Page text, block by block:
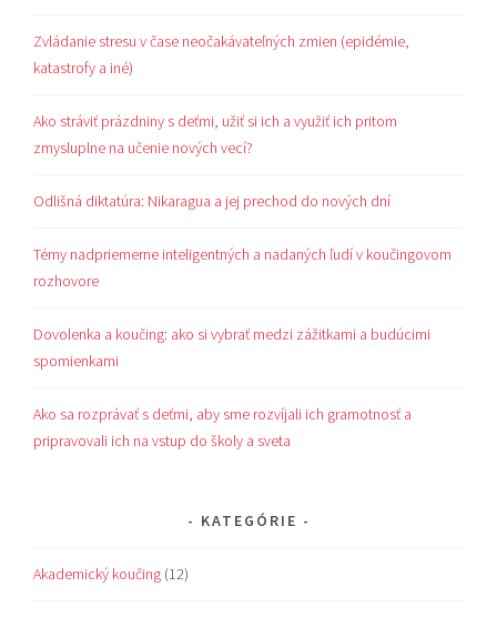
Zvládanie stresu v čase neočakávateľných zmien (epidémie,
katastrofy a iné)
Ako stráviť prázdniny s deťmi, užiť si ich a využiť ich pritom
zmysluplne na učenie nových vecí?
Odlišná diktatúra: Nikaragua a jej prechod do nových dní
Témy nadpriemerne inteligentných a nadaných ľudí v koučingovom
rozhovore
Dovolenka a koučing: ako si vybrať medzi zážitkami a budúcimi
spomienkami
Ako sa rozprávať s deťmi, aby sme rozvíjali ich gramotnosť a
pripravovali ich na vstup do školy a sveta
KATEGÓRIE
Akademický koučing (12)